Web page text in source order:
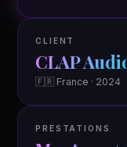
CLIENT
CLAP
🇫🇷 France · 2024
PRESTATIONS